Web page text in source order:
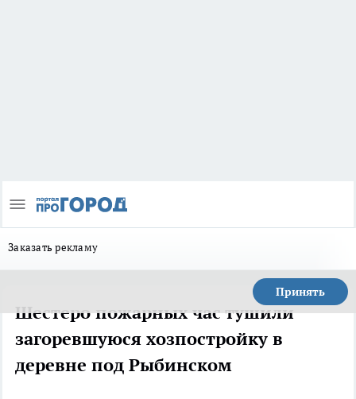
Заказать рекламу
Принять
Шестеро пожарных час тушили
загоревшуюся хозпостройку в
деревне под Рыбинском